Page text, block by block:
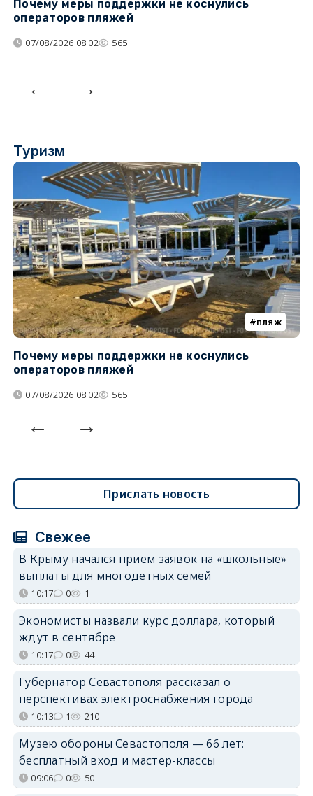
Почему меры поддержки не коснулись
операторов пляжей
07/08/2026 08:02 565
Туризм
пляж
Почему меры поддержки не коснулись
операторов пляжей
07/08/2026 08:02 565
Прислать новость
Свежее
В Крыму начался приём заявок на «школьные»
выплаты для многодетных семей
10:17 0 1
Экономисты назвали курс доллара, который
ждут в сентябре
10:17 0 44
Губернатор Севастополя рассказал о
перспективах электроснабжения города
10:13 1 210
Музею обороны Севастополя — 66 лет:
бесплатный вход и мастер-классы
09:06 0 50